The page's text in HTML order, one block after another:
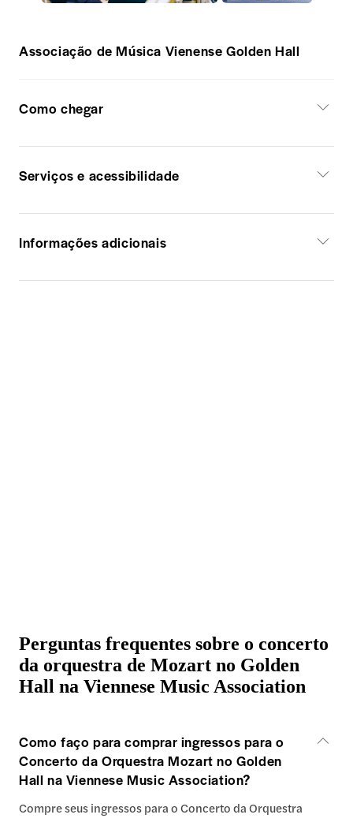
Associação de Música Vienense Golden Hall
Como chegar
Serviços e acessibilidade
Informações adicionais
Perguntas frequentes sobre o concerto
da orquestra de Mozart no Golden
Hall na Viennese Music Association
Como faço para comprar ingressos para o
Concerto da Orquestra Mozart no Golden
Hall na Viennese Music Association?
Compre seus ingressos para o Concerto da Orquestra